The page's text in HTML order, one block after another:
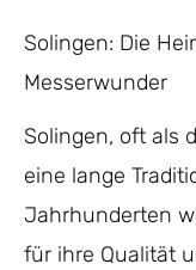
Solingen: Die
Messerwunder
Solingen, oft als
eine lange
Jahrhunderten
für ihre Qualität